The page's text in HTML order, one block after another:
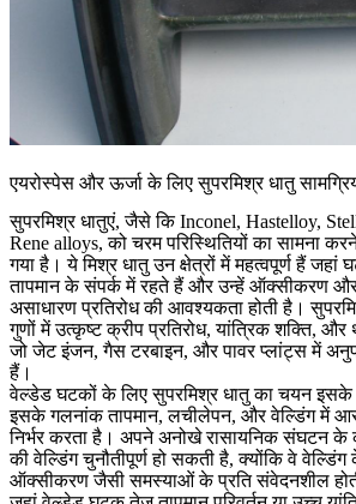
एयरोस्पेस और ऊर्जा के लिए सुपरमिश्र धातु
सुपरमिश्र धातुएं, जैसे किInconel, Hastelloy,
Rene alloys, को चरम परिस्थितियों का सामना
गया है। ये मिश्र धातु उन क्षेत्रों में महत्वपूर्ण हैं
तापमान के संपर्क में रहते हैं और उन्हें ऑक्सीकरण और
असाधारण प्रतिरोध की आवश्यकता होती है।
गुणों में उत्कृष्ट क्रीप प्रतिरोध, यांत्रिक शक्ति, और
जो जेट इंजन, गैस टरबाइन, और पावर प्लांट्स में
हैं।
वेल्डेड घटकों के लिए सुपरमिश्र धातु का चयन इसके
इसके गलनांक तापमान, लचीलेपन, और वेल्डिंग में
निर्भर करता है। अपने अनोखे रासायनिक संघटन के
की वेल्डिंग चुनौतीपूर्ण हो सकती है, क्योंकि वे
ऑक्सीकरण जैसी समस्याओं के प्रति संवेदनशील